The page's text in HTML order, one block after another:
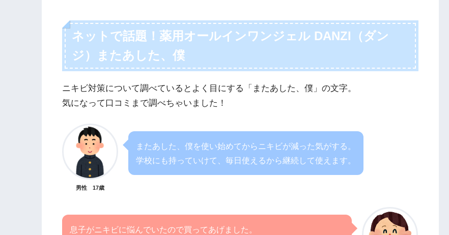
ネットで話題！薬用オールインワンジェル DANZI（ダン
ジ）またあした、僕
ニキビ対策について調べているとよく目にする「またあした、僕」の文字。
気になって口コミまで調べちゃいました！
男性 17歳
またあした、僕を使い始めてからニキビが減った気がする。
学校にも持っていけて、毎日使えるから継続して使えます。
息子がニキビに悩んでいたので買ってあげました。